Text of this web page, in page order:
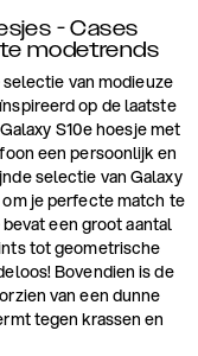
- Cases
modetrends
selectie van modieuze
op de laatste
S10e hoesje met
een persoonlijk en
selectie van Galaxy
om je perfecte match te
een groot aantal
tot geometrische
Bovendien is de
van een dunne
tegen krassen en